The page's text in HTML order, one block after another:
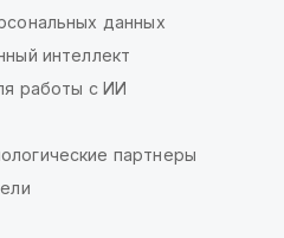
данных
интеллект
работы с ИИ
партнеры